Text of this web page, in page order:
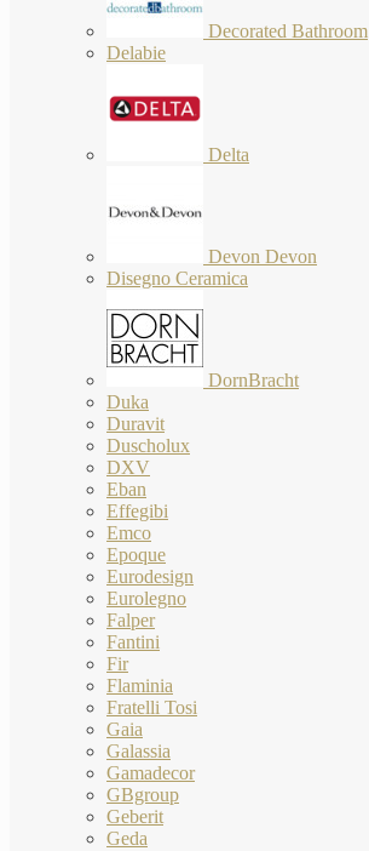
Decorated Bathroom
Delabie
Delta
Devon Devon
Disegno Ceramica
DornBracht
Duka
Duravit
Duscholux
DXV
Eban
Effegibi
Emco
Epoque
Eurodesign
Eurolegno
Falper
Fantini
Fir
Flaminia
Fratelli Tosi
Gaia
Galassia
Gamadecor
GBgroup
Geberit
Geda